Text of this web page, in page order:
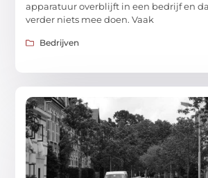
apparatuur overblijft in een bedrijf en
verder niets mee doen. Vaak
Bedrijven